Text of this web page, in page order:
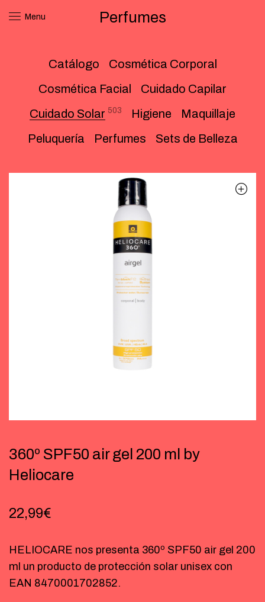
Menu Perfumes
Catálogo
Cosmética Corporal
Cosmética Facial
Cuidado Capilar
Cuidado Solar 503 Higiene
Maquillaje
Peluquería
Perfumes Sets de Belleza
360º SPF50 air gel 200 ml by
Heliocare
22,99€
HELIOCARE nos presenta 360º SPF50 air gel 200
ml un producto de protección solar unisex con
EAN 8470001702852.